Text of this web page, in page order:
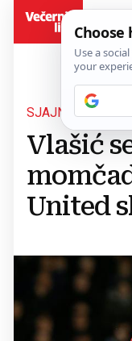
SJAJNI GOLOVI
Vlašić
United